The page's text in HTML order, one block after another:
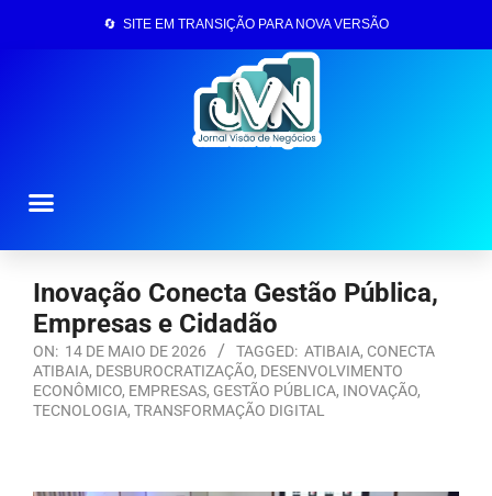
🔄 SITE EM TRANSIÇÃO PARA NOVA VERSÃO
Inovação Conecta Gestão Pública,
Empresas e Cidadão
ON: 14 DE MAIO DE 2026 TAGGED: ATIBAIA, CONECTA
ATIBAIA, DESBUROCRATIZAÇÃO, DESENVOLVIMENTO
ECONÔMICO, EMPRESAS, GESTÃO PÚBLICA, INOVAÇÃO,
TECNOLOGIA, TRANSFORMAÇÃO DIGITAL